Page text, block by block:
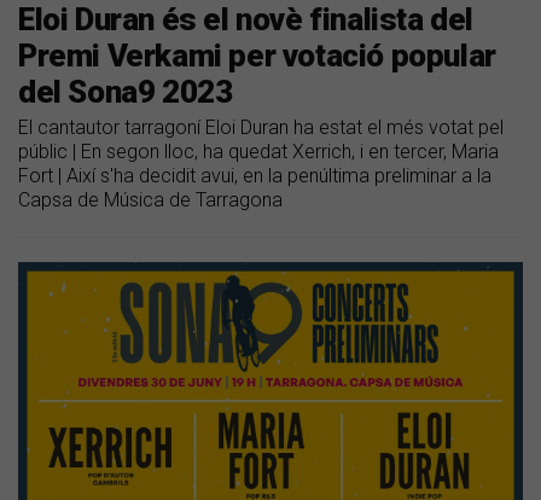
Eloi Duran és el novè finalista del
Premi Verkami per votació popular
del Sona9 2023
El cantautor tarragoní Eloi Duran ha estat el més votat pel
públic | En segon lloc, ha quedat Xerrich, i en tercer, Maria
Fort | Així s'ha decidit avui, en la penúltima preliminar a la
Capsa de Música de Tarragona